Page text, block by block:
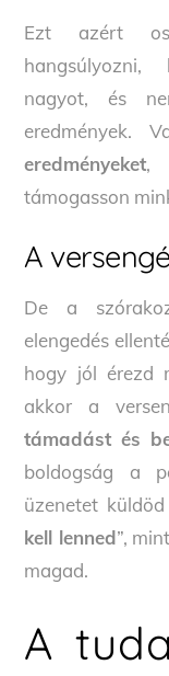
Ezt azért
nagyot, és
eredmények.
eredményeket,
támogasson
A
De a
elengedés
hogy jól érezd
akkor a
támadást és
boldogság a
üzenetet
kell lenned”,
magad.
A